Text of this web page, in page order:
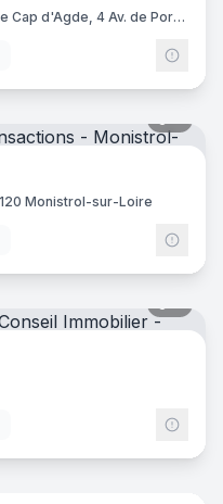
Centre Commercial Port Soleil, Le Cap d'Agde, 4 Av. de Port Ambonne, 34300 Le Cap d'Agde
Monistrol-sur-Loire
11